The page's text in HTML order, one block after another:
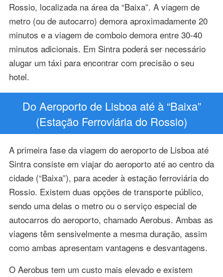
Rossio, localizada na área da “Baixa”. A viagem de
metro (ou de autocarro) demora aproximadamente 20
minutos e a viagem de comboio demora entre 30-40
minutos adicionais. Em Sintra poderá ser necessário
alugar um táxi para encontrar com precisão o seu
hotel.
Do Aeroporto de Lisboa até à “Baixa”
(Estação Ferroviária do Rossio)
A primeira fase da viagem do aeroporto de Lisboa até
Sintra consiste em viajar do aeroporto até ao centro da
cidade (“Baixa”), para aceder à estação ferroviária do
Rossio. Existem duas opções de transporte público,
sendo uma delas o metro ou o serviço especial de
autocarros do aeroporto, chamado Aerobus. Ambas as
viagens têm sensivelmente a mesma duração, assim
como ambas apresentam vantagens e desvantagens.
O Aerobus tem um custo mais elevado e existem